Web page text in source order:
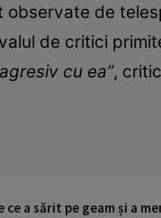
observate de
de critici
cu ea”,
a sărit pe geam și a